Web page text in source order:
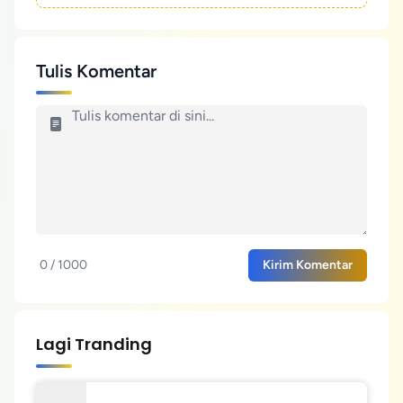
Tulis Komentar
0 / 1000 Kirim Komentar
Lagi Tranding